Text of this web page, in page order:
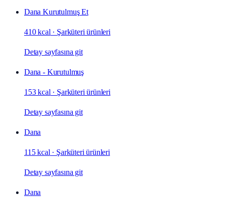
Dana Kurutulmuş Et
410 kcal · Şarküteri ürünleri
Detay sayfasına git
Dana - Kurutulmuş
153 kcal · Şarküteri ürünleri
Detay sayfasına git
Dana
115 kcal · Şarküteri ürünleri
Detay sayfasına git
Dana